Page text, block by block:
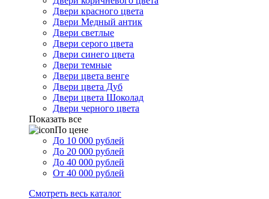
Двери красного цвета
Двери Медный антик
Двери светлые
Двери серого цвета
Двери синего цвета
Двери темные
Двери цвета венге
Двери цвета Дуб
Двери цвета Шоколад
Двери черного цвета
Показать все
По цене
До 10 000 рублей
До 20 000 рублей
До 40 000 рублей
От 40 000 рублей
Смотреть весь каталог